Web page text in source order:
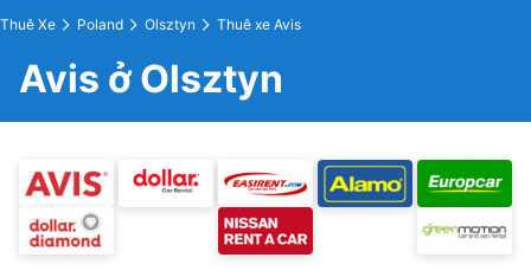
Thuê Xe Poland Olsztyn Thuê xe Avis
Avis ở Olsztyn